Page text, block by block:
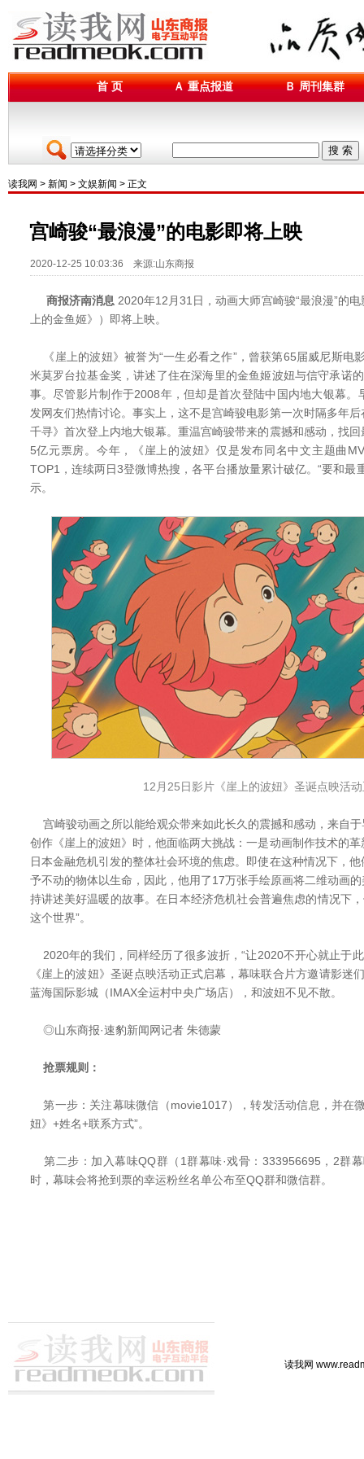
首 页 Ａ 重点报道 Ｂ 周刊集群
搜 索
读我网 > 新闻 > 文娱新闻 > 正文
宫崎骏“最浪漫”的电影即将上映
2020-12-25 10:03:36 来源:山东商报
商报济南消息 2020年12月31日，动画大师宫崎骏“最浪漫”的
上的金鱼姬》）即将上映。
《崖上的波妞》被誉为“一生必看之作”，曾获第65届威尼斯电
米莫罗台拉基金奖，讲述了住在深海里的金鱼姬波妞与信守承诺
事。尽管影片制作于2008年，但却是首次登陆中国内地大银幕。
发网友们热情讨论。事实上，这不是宫崎骏电影第一次时隔多年
千寻》首次登上内地大银幕。重温宫崎骏带来的震撼和感动，找
5亿元票房。今年，《崖上的波妞》仅是发布同名中文主题曲
TOP1，连续两日3登微博热搜，各平台播放量累计破亿。“要和最
示。
12月25日影片《崖上的波妞》圣诞点映活
宫崎骏动画之所以能给观众带来如此长久的震撼和感动，来自
创作《崖上的波妞》时，他面临两大挑战：一是动画制作技术的
日本金融危机引发的整体社会环境的焦虑。即使在这种情况下，
予不动的物体以生命，因此，他用了17万张手绘原画将二维动画
持讲述美好温暖的故事。在日本经济危机社会普遍焦虑的情况下
这个世界”。
2020年的我们，同样经历了很多波折，“让2020不开心就止于
《崖上的波妞》圣诞点映活动正式启幕，幕味联合片方邀请影迷
蓝海国际影城（IMAX全运村中央广场店），和波妞不见不散。
◎山东商报·速豹新闻网记者 朱德蒙
抢票规则：
第一步：关注幕味微信（movie1017），转发活动信息，并在
妞》+姓名+联系方式”。
第二步：加入幕味QQ群（1群幕味·戏骨：333956695，2群
时，幕味会将抢到票的幸运粉丝名单公布至QQ群和微信群。
读我网